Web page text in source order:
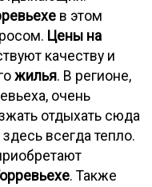
в этом
Цены на
качеству и
жилья. В регионе,
очень
отдыхать сюда
всегда тепло.
. Также